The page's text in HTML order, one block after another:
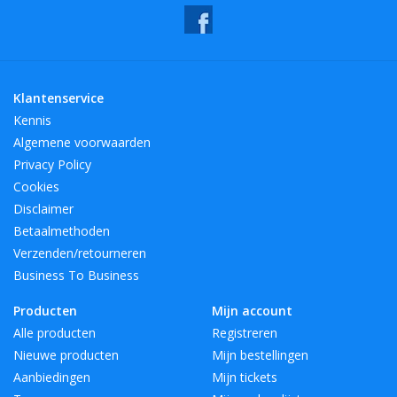
wonen en te eten. Dit geldt ook voor de vele professionele
interieurarchitecten en internationaal vermaarde hotel ketens
producten.
BreedteMM:111
DiameterMM:
HoogteMM:
LengteMM:
Klantenservice
Kennis
Algemene voorwaarden
Privacy Policy
Cookies
Disclaimer
Betaalmethoden
Verzenden/retourneren
Business To Business
Producten
Alle producten
Nieuwe producten
Aanbiedingen
Mijn account
Registreren
Mijn bestellingen
Mijn tickets